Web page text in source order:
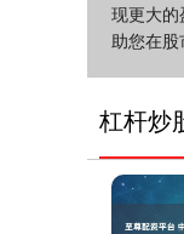
现更大
助您在股
杠杆炒